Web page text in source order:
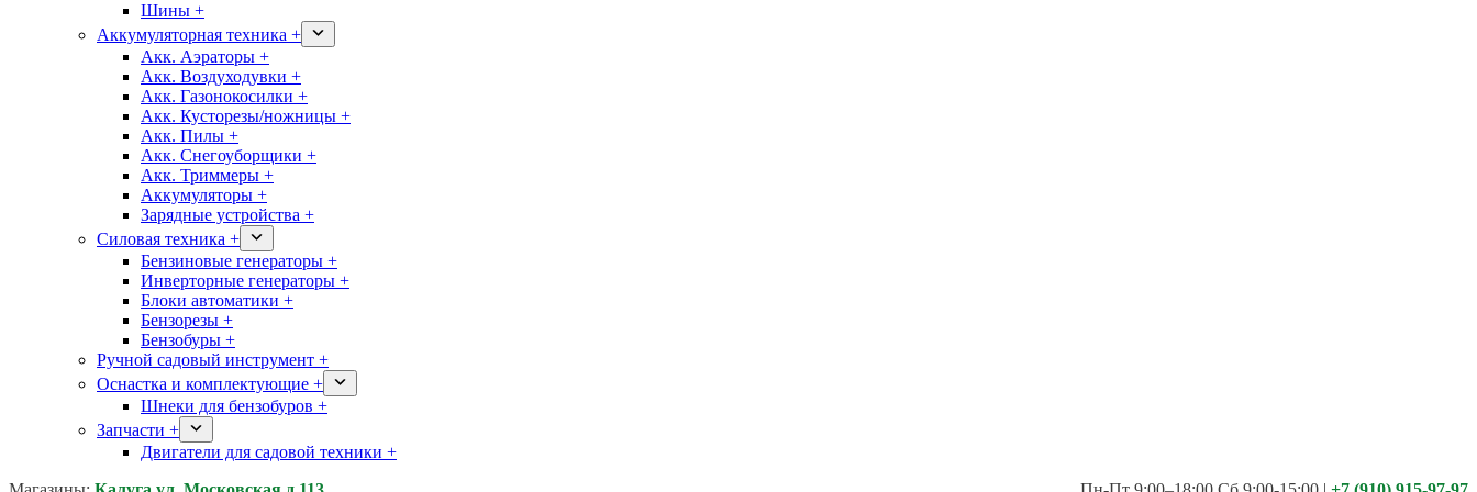
Шины +
Аккумуляторная техника +
Акк. Аэраторы +
Акк. Воздуходувки +
Акк. Газонокосилки +
Акк. Кусторезы/ножницы +
Акк. Пилы +
Акк. Снегоуборщики +
Акк. Триммеры +
Аккумуляторы +
Зарядные устройства +
Силовая техника +
Бензиновые генераторы +
Инверторные генераторы +
Блоки автоматики +
Бензорезы +
Бензобуры +
Ручной садовый инструмент +
Оснастка и комплектующие +
Шнеки для бензобуров +
Запчасти +
Двигатели для садовой техники +